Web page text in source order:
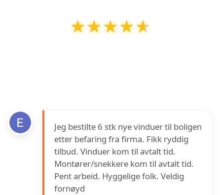
★★★★★
★★★★★
Jeg bestilte 6 stk nye vinduer til boligen
etter befaring fra firma. Fikk ryddig
tilbud. Vinduer kom til avtalt tid.
Montører/snekkere kom til avtalt tid.
Pent arbeid. Hyggelige folk. Veldig
fornøyd